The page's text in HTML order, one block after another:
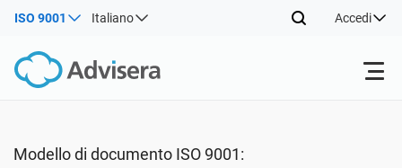
ISO 9001 Italiano Accedi
Modello di documento ISO 9001: